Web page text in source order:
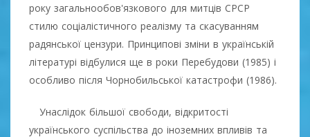
року загальнообов'язкового для митців СРСР
стилю соціалістичного реалізму та скасуванням
радянської цензури. Принципові зміни в українській
літературі відбулися ще в роки Перебудови (1985) і
особливо після Чорнобильської катастрофи (1986).
Унаслідок більшої свободи, відкритості
українського суспільства до іноземних впливів та